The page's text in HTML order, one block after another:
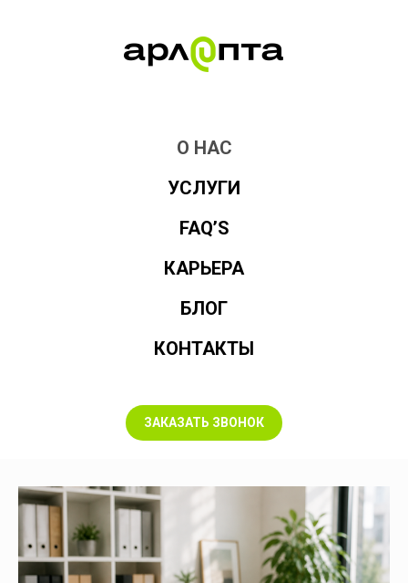
О НАС
УСЛУГИ
FAQ’S
КАРЬЕРА
БЛОГ
КОНТАКТЫ
ЗАКАЗАТЬ ЗВОНОК